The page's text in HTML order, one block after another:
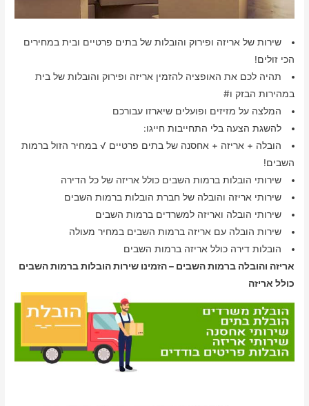
שירות של אריזה ופירוק והובלות של בתים פרטיים ובית במחירים
הכי זולים!
תהיה לכם את האופציה להזמין אריזה ופירוק והובלות של בית
במהירות הבזק ו#
המלצה על מזיזים ופועלים שיארזו עבורכם
להשגת הצעה בלי התחייבות חייגו:
הובלה + אריזה + אחסנה של בתים פרטיים √ במחיר הזול ברמות
השבים!
שירותי הובלות ברמות השבים כולל אריזה של כל הדירה
שירותי אריזה והובלה של חברת הובלות ברמות השבים
שירותי הובלה ואריזה למשרדים ברמות השבים
שירות הובלה עם אריזה ברמות השבים במחיר מעולה
הובלות דירה כולל אריזה ברמות השבים
אריזה והובלה ברמות השבים – הזמינו שירות הובלות ברמות השבים
כולל אריזה